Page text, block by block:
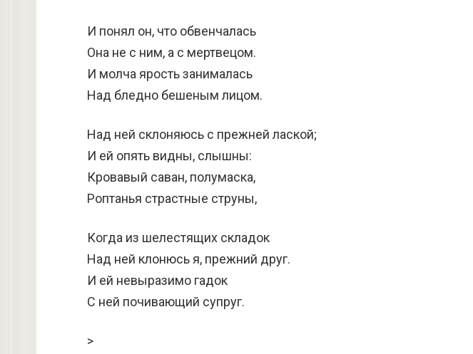
И понял он, что обвенчалась
Она не с ним, а с мертвецом.
И молча ярость занималась
Над бледно бешеным лицом.
Над ней склоняюсь с прежней лаской;
И ей опять видны, слышны:
Кровавый саван, полумаска,
Роптанья страстные струны,
Когда из шелестящих складок
Над ней клонюсь я, прежний друг.
И ей невыразимо гадок
С ней почивающий супруг.
>